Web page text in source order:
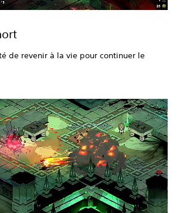
de revenir à la vie pour continuer le